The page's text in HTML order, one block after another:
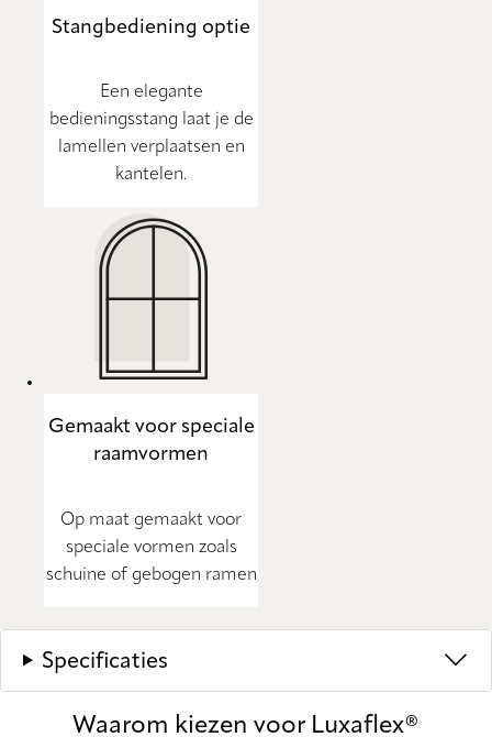
Stangbediening optie
Een elegante
bedieningsstang laat je de
lamellen verplaatsen en
kantelen.
Gemaakt voor speciale
raamvormen
Op maat gemaakt voor
speciale vormen zoals
schuine of gebogen ramen
Specificaties
Waarom kiezen voor Luxaflex®